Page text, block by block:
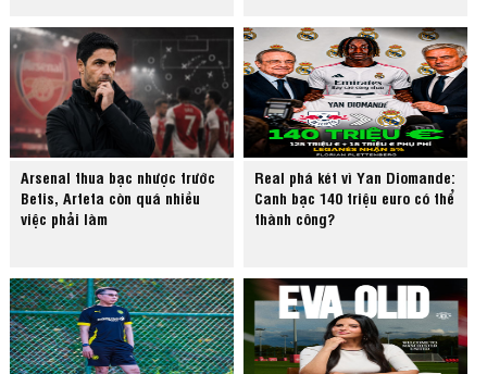
Arsenal thua bạc nhược trước
Betis, Arteta còn quá nhiều
việc phải làm
Real phá két vì Yan Diomande:
Canh bạc 140 triệu euro có thể
thành công?